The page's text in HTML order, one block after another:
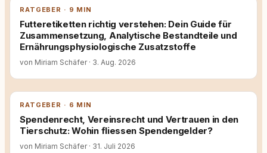
RATGEBER · 9 MIN
Futteretiketten richtig verstehen: Dein Guide für
Zusammensetzung, Analytische Bestandteile und
Ernährungsphysiologische Zusatzstoffe
von Miriam Schäfer · 3. Aug. 2026
RATGEBER · 6 MIN
Spendenrecht, Vereinsrecht und Vertrauen in den
Tierschutz: Wohin fliessen Spendengelder?
von Miriam Schäfer · 31. Juli 2026